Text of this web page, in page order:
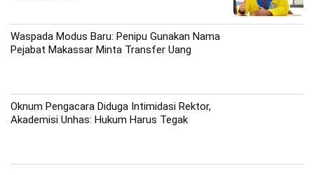
Waspada Modus Baru: Penipu Gunakan Nama
Pejabat Makassar Minta Transfer Uang
Oknum Pengacara Diduga Intimidasi Rektor,
Akademisi Unhas: Hukum Harus Tegak